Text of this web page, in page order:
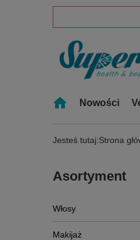
Nowości
Jesteś tutaj:Strona
Asortyment
Włosy
Makijaż